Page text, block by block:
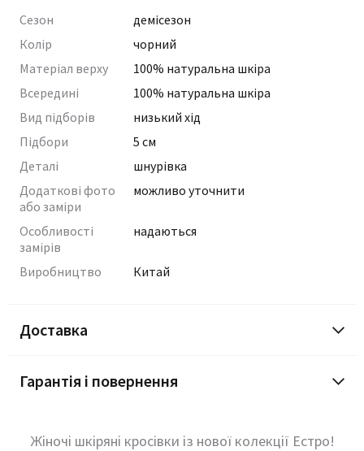
Сезон
демісезон
Колір
чорний
Матеріал верху
100% натуральна шкіра
Всередині
100% натуральна шкіра
Вид підборів
низький хід
Підбори
5 см
Деталі
шнурівка
Додаткові фото
або заміри
можливо уточнити
Особливості
замірів
надаються
Виробництво Китай
Доставка
Гарантія і повернення
Жіночі шкіряні кросівки із нової колекції Естро!